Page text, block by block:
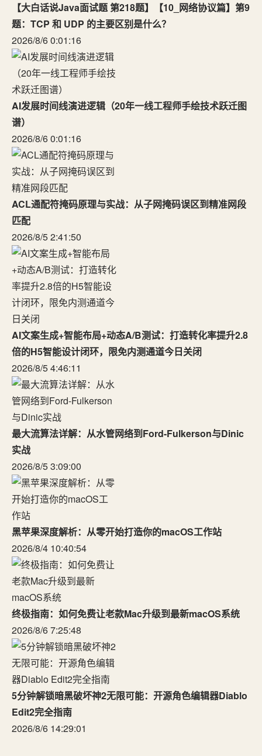
【大白话说Java面试题 第218题】【10_网络协议篇】第9
题：TCP 和 UDP 的主要区别是什么？
2026/8/6 0:01:16
AI发展时间线演进逻辑（20年一线工程师手绘技术跃迁图
谱）
2026/8/6 0:01:16
ACL通配符掩码原理与实战：从子网掩码误区到精准网段
匹配
2026/8/5 2:41:50
AI文案生成+智能布局+动态A/B测试：打造转化率提升2.8
倍的H5智能设计闭环，限免内测通道今日关闭
2026/8/5 4:46:11
最大流算法详解：从水管网络到Ford-Fulkerson与Dinic
实战
2026/8/5 3:09:00
黑苹果深度解析：从零开始打造你的macOS工作站
2026/8/4 10:40:54
终极指南：如何免费让老款Mac升级到最新macOS系统
2026/8/6 7:25:48
5分钟解锁暗黑破坏神2无限可能：开源角色编辑器Diablo
Edit2完全指南
2026/8/6 14:29:01